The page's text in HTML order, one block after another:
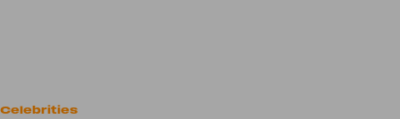
Celebrities